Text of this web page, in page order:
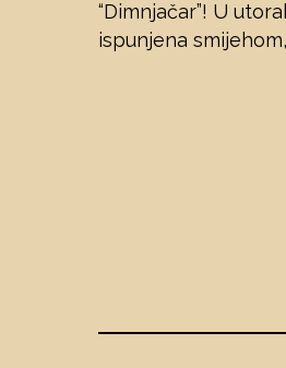
“Dimnjačar”! U
ispunjena